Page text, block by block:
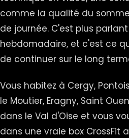
comme la qualité du
de journée. C'est plus
hebdomadaire, et c'est ce
de continuer sur le long
Vous habitez à Cergy,
le Moutier, Eragny, Saint
dans le Val d'Oise et vous
dans une vraie box CrossFit